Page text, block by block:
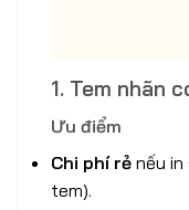
1. Tem nhãn
Ưu điểm
Chi phí rẻ nếu
tem).